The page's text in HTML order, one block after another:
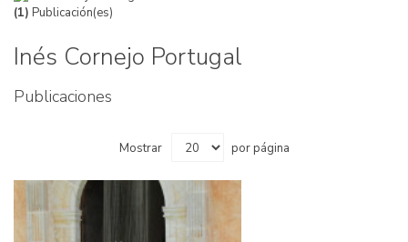
(1) Publicación(es)
Inés Cornejo Portugal
Publicaciones
Mostrar por página